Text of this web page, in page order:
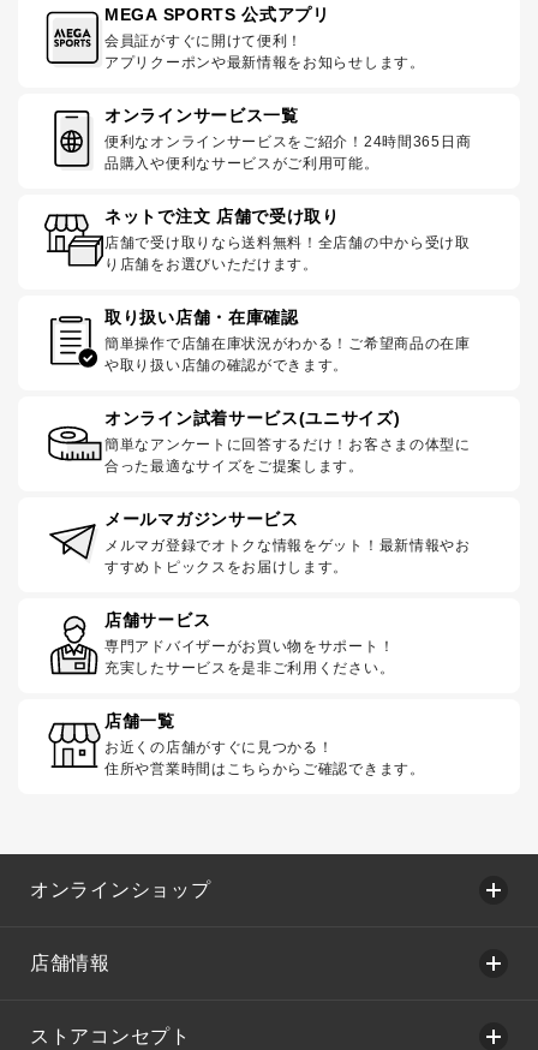
MEGA SPORTS 公式アプリ
会員証がすぐに開けて便利！
アプリクーポンや最新情報をお知らせします。
オンラインサービス一覧
便利なオンラインサービスをご紹介！24時間365日商
品購入や便利なサービスがご利用可能。
ネットで注文 店舗で受け取り
店舗で受け取りなら送料無料！全店舗の中から受け取
り店舗をお選びいただけます。
取り扱い店舗・在庫確認
簡単操作で店舗在庫状況がわかる！ご希望商品の在庫
や取り扱い店舗の確認ができます。
オンライン試着サービス(ユニサイズ)
簡単なアンケートに回答するだけ！お客さまの体型に
合った最適なサイズをご提案します。
メールマガジンサービス
メルマガ登録でオトクな情報をゲット！最新情報やお
すすめトピックスをお届けします。
店舗サービス
専門アドバイザーがお買い物をサポート！
充実したサービスを是非ご利用ください。
店舗一覧
お近くの店舗がすぐに見つかる！
住所や営業時間はこちらからご確認できます。
オンラインショップ
店舗情報
ストアコンセプト